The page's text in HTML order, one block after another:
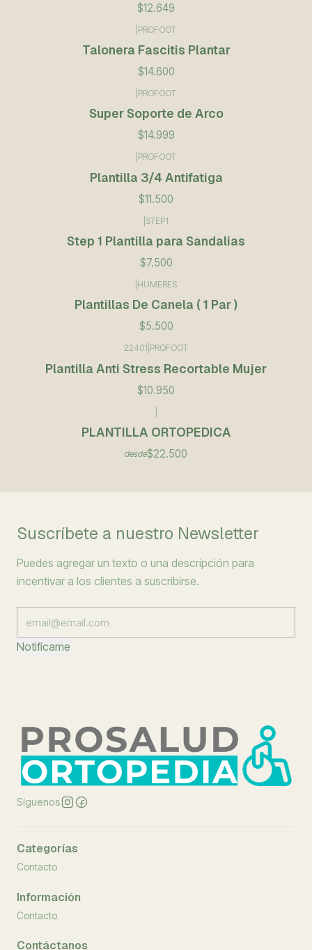
$12.649
PROFOOT
Talonera Fascitis Plantar
$14.600
PROFOOT
Super Soporte de Arco
$14.999
PROFOOT
Plantilla 3/4 Antifatiga
$11.500
STEP1
Step 1 Plantilla para Sandalias
$7.500
HUMERES
Plantillas De Canela ( 1 Par )
$5.500
22401 PROFOOT
Plantilla Anti Stress Recortable Mujer
$10.950
PLANTILLA ORTOPEDICA
desde$22.500
Suscríbete a nuestro Newsletter
Puedes agregar un texto o una descripción para
incentivar a los clientes a suscribirse.
Notifícame
Síguenos
Categorías
Contacto
Información
Contacto
Contáctanos